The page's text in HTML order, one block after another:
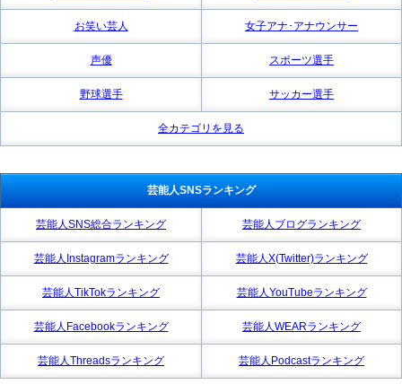
お笑い芸人 女子アナ･アナウンサー
声優 スポーツ選手
野球選手 サッカー選手
全カテゴリを見る
芸能人SNSランキング
芸能人SNS総合ランキング 芸能人ブログランキング
芸能人Instagramランキング 芸能人X(Twitter)ランキング
芸能人TikTokランキング 芸能人YouTubeランキング
芸能人Facebookランキング 芸能人WEARランキング
芸能人Threadsランキング 芸能人Podcastランキング